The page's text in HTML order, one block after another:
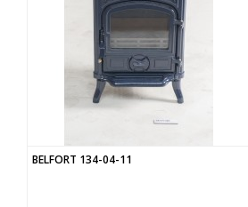
BELFORT 134-04-11